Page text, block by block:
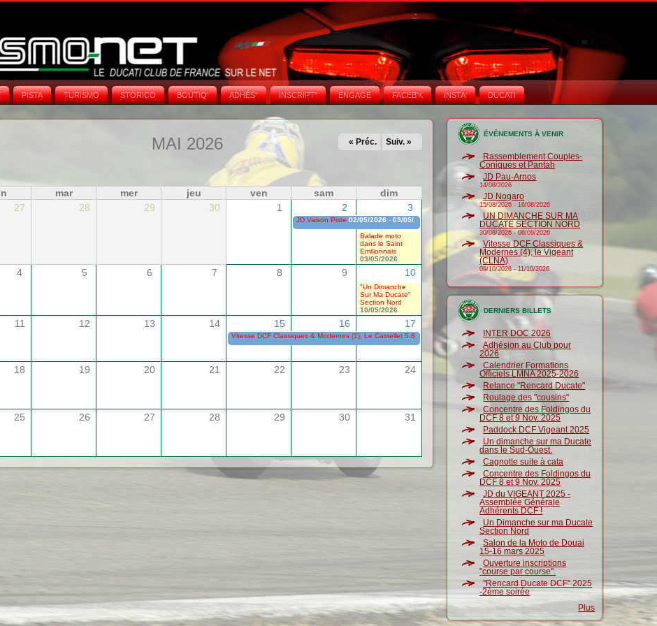
PISTA TURISMO STORICO BOUTIQ' ADHÉS° INSCRIPT° ENGAGE FACEB'K INSTA‘ DUCATI
MAI 2026 « Préc. Suiv. »
mar mer jeu ven sam
dim
27 28 29 30 1 2 3
JD Vaison Piste 02/05/2026 -03/05/2026
Balade moto
dans le Saint
Emilionnais
03/05/2026
4 5 6 7 8 9 10
"Un Dimanche
Sur Ma Ducate"
Section Nord
10/05/2026
11 12 13 14 15 16 17
Vitesse DCF Classiques & Modernes (1), Le Castellet 5.8 (Sunday Ride Classic) 15/05/2026-17/05/2026
18 19 20 21 22 23 24
25 26 27 28 29 30 31
ÉVÉNEMENTS À VENIR
Rassemblement Couples-
Coniques et Pantah
JD Pau-Arnos
14/08/2026
JD Nogaro
15/08/2026 -16/08/2026
UN DIMANCHE SUR MA
DUCATE SECTION NORD
30/08/2026-06/09/2026
Vitesse DCF Classiques &
Modernes (4), le Vigeant
(CLNA)
09/10/2026-11/10/2026
DERNIERS BILLETS
INTER DOC 2026
Adhésion au Club pour
2026
Calendrier Formations
Officiels LMNA 2025-2026
Relance "Rencard Ducate"
Roulage des "cousins"
Concentre des Foldingos du
DCF 8 et 9 Nov. 2025
Paddock DCF Vigeant 2025
Un dimanche sur ma Ducate
dans le Sud-Ouest.
Cagnotte suite à cata
Concentre des Foldingos du
DCF 8 et 9 Nov. 2025
JD du VIGEANT 2025 -
Assemblée Générale
Adhérents DCF !
Un Dimanche sur ma Ducate
Section Nord
Salon de la Moto de Douai
15-16 mars 2025
Ouverture inscriptions
"course par course".
"Rencard Ducate DCF" 2025
-2ème soirée
Plus